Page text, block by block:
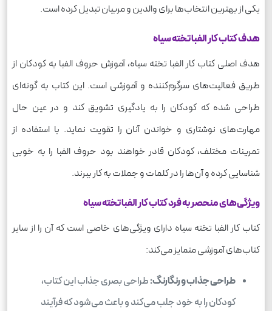
یکی از بهترین انتخاب‌ها برای والدین و مربیان تبدیل کرده است.
هدف کتاب کار الفبا تخته سیاه
هدف اصلی کتاب کار الفبا تخته سیاه، آموزش حروف الفبا به کودکان از
طریق فعالیت‌های سرگرم‌کننده و آموزشی است. این کتاب به گونه‌ای
طراحی شده که کودکان را به یادگیری تشویق کند و در عین حال
مهارت‌های نوشتاری و خواندن آنان را تقویت نماید. با استفاده از
تمرینات مختلف، کودکان قادر خواهند بود حروف الفبا را به خوبی
شناسایی کرده و آن‌ها را در کلمات و جملات به کار ببرند.
ویژگی‌های منحصر به فرد کتاب کار الفبا تخته سیاه
کتاب کار الفبا تخته سیاه دارای ویژگی‌های خاصی است که آن را از سایر
کتاب‌های آموزشی متمایز می‌کند:
طراحی جذاب و رنگارنگ:طراحی بصری جذاب این کتاب،
کودکان را به خود جلب می‌کند و باعث می‌شود که فرآیند